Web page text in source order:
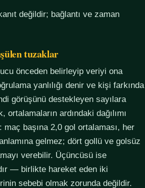
değildir; bağlantı ve zaman
tuzaklar
önceden belirleyip veriyi ona
yanlılığı denir ve kişi farkında
görüşünü destekleyen sayılara
ortalamaların ardındaki dağılımı
başına 2,0 gol ortalaması, her
gelmez; dört gollü ve golsüz
verebilir. Üçüncüsü ise
— birlikte hareket eden iki
sebebi olmak zorunda değildir.